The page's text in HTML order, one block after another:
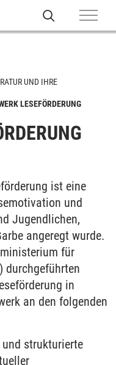
UND IHRE
LESEFÖRDERUNG
ist eine
und
Jugendlichen,
angeregt wurde.
für
durchgeführten
in
an den folgenden
strukturierte